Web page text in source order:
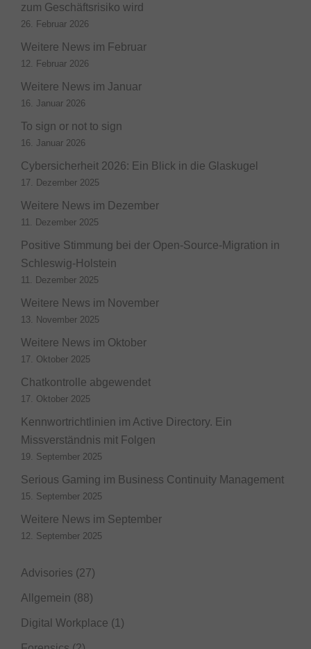
zum Geschäftsrisiko wird
26. Februar 2026
Weitere News im Februar
12. Februar 2026
Weitere News im Januar
16. Januar 2026
To sign or not to sign
16. Januar 2026
Cybersicherheit 2026: Ein Blick in die Glaskugel
17. Dezember 2025
Weitere News im Dezember
11. Dezember 2025
Positive Stimmung bei der Open-Source-Migration in
Schleswig-Holstein
11. Dezember 2025
Weitere News im November
13. November 2025
Weitere News im Oktober
17. Oktober 2025
Chatkontrolle abgewendet
17. Oktober 2025
Kennwortrichtlinien im Active Directory. Ein
Missverständnis mit Folgen
19. September 2025
Serious Gaming im Business Continuity Management
15. September 2025
Weitere News im September
12. September 2025
Advisories (27)
Allgemein (88)
Digital Workplace (1)